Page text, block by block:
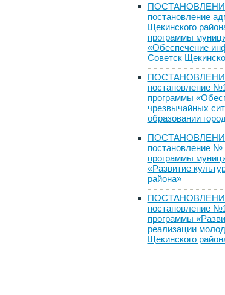
ПОСТАНОВЛЕНИЕ
постановление
Щекинского
программы
«Обеспечение
Советск
ПОСТАНОВЛЕНИЕ
постановление
программы
чрезвычайных
образовании
ПОСТАНОВЛЕНИЕ
постановление №
программы
«Развитие
района»
ПОСТАНОВЛЕНИЕ
постановление
программы
реализации
Щекинского